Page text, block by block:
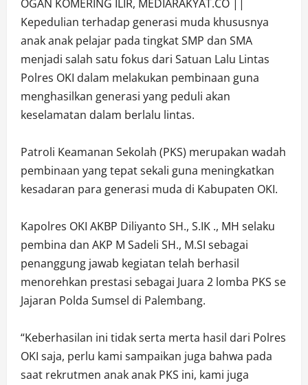
OGAN KOMERING ILIR, MEDIARAKYAT.CO ||
Kepedulian terhadap generasi muda khususnya
anak anak pelajar pada tingkat SMP dan SMA
menjadi salah satu fokus dari Satuan Lalu Lintas
Polres OKI dalam melakukan pembinaan guna
menghasilkan generasi yang peduli akan
keselamatan dalam berlalu lintas.
Patroli Keamanan Sekolah (PKS) merupakan wadah
pembinaan yang tepat sekali guna meningkatkan
kesadaran para generasi muda di Kabupaten OKI.
Kapolres OKI AKBP Diliyanto SH., S.IK ., MH selaku
pembina dan AKP M Sadeli SH., M.SI sebagai
penanggung jawab kegiatan telah berhasil
menorehkan prestasi sebagai Juara 2 lomba PKS se
Jajaran Polda Sumsel di Palembang.
“Keberhasilan ini tidak serta merta hasil dari Polres
OKI saja, perlu kami sampaikan juga bahwa pada
saat rekrutmen anak anak PKS ini, kami juga